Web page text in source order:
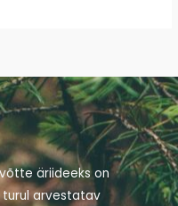
äriideeks on
turul arvestatav